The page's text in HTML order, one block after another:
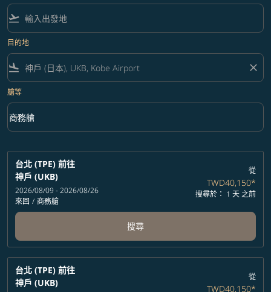
flight_takeoff
目的地
flight_land close
艙等
艙等 option 商務艙 Selected
商務艙
keyboard_arrow_down
台北 (TPE) 前往
神戶 (UKB)
2026/08/09 - 2026/08/26
來回 / 商務艙
從
TWD40,150*
搜尋於： 1 天 之前
搜尋
台北 (TPE) 前往
神戶 (UKB)
從
TWD40,150*